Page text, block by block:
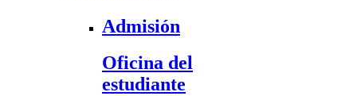
Admisión
Oficina del
estudiante